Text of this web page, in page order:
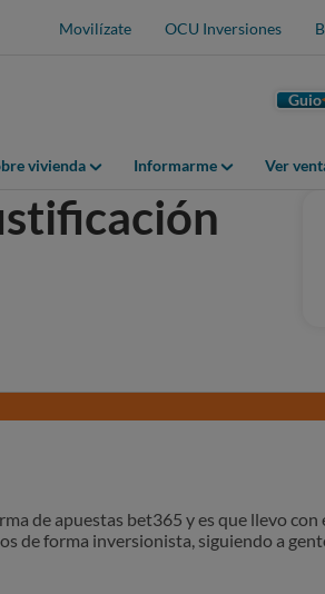
Movilízate OCU Inversiones
Guio
vivienda Informarme Ver
de apuestas bet365 y es que llevo con
de forma inversionista, siguiendo a
pues resulta que en los 8 primeros
beneficios normales y ahora han